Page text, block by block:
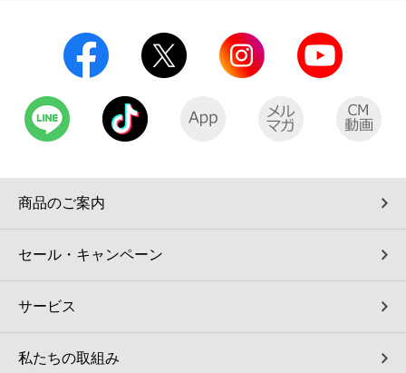
商品のご案内
セール・キャンペーン
サービス
私たちの取組み